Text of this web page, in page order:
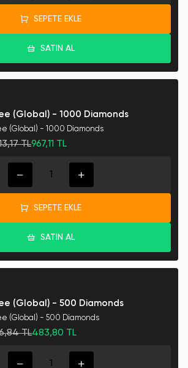
SEPETE EKLE
SATIN AL
(Global) - 1000 Diamonds
(Global) - 1000 Diamonds
TL967,11 TL
SEPETE EKLE
SATIN AL
(Global) - 500 Diamonds
(Global) - 500 Diamonds
TL483,80 TL